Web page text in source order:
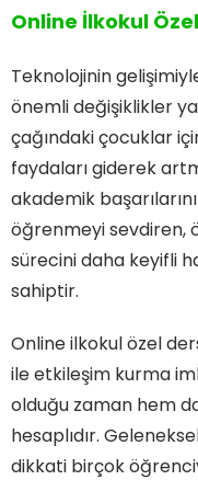
Online İlkokul
Teknolojinin
önemli değişiklikler
çağındaki çocuklar
faydaları giderek
akademik
öğrenmeyi sevdiren,
sürecini daha keyifli
sahiptir.
Online ilkokul özel
ile etkileşim kurma
olduğu zaman hem
hesaplıdır.
dikkati birçok